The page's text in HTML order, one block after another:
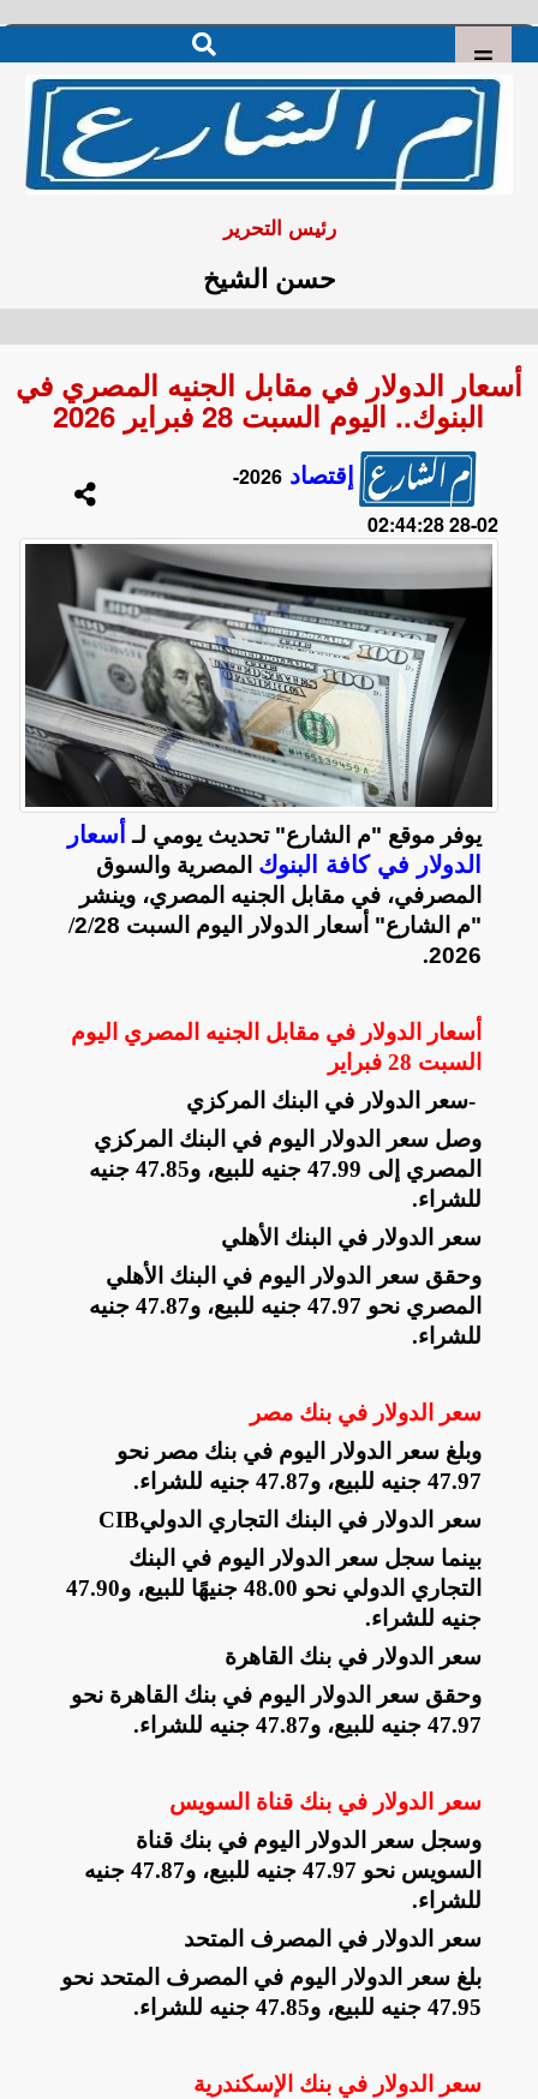
رئيس التحرير
حسن الشيخ
أسعار الدولار في مقابل الجنيه المصري في
البنوك.. اليوم السبت 28 فبراير 2026
إقتصاد
2026-
02-28 02:44:28
يوفر موقع "م الشارع" تحديث يومي لـ أسعار
الدولار في كافة البنوك المصرية والسوق
المصرفي، في مقابل الجنيه المصري، وينشر
"م الشارع" أسعار الدولار اليوم السبت 28
/
2
/
2026
.
أسعار الدولار في مقابل الجنيه المصري اليوم
السبت 28 فبراير
-سعر الدولار في البنك المركزي
وصل سعر الدولار اليوم في البنك المركزي
المصري إلى 47.99 جنيه للبيع، و47.85 جنيه
للشراء.
سعر الدولار في البنك الأهلي
وحقق سعر الدولار اليوم في البنك الأهلي
المصري نحو 47.97 جنيه للبيع، و47.87 جنيه
للشراء.
سعر الدولار في بنك مصر
وبلغ سعر الدولار اليوم في بنك مصر نحو
47.97 جنيه للبيع، و47.87 جنيه للشراء
.
سعر الدولار في البنك التجاري الدوليCIB
بينما سجل سعر الدولار اليوم في البنك
التجاري الدولي نحو 48.00 جنيهًا للبيع، و47.90
جنيه للشراء.
سعر الدولار في بنك القاهرة
وحقق سعر الدولار اليوم في بنك القاهرة نحو
47.97 جنيه للبيع، و47.87 جنيه للشراء
.
سعر الدولار في بنك قناة السويس
وسجل سعر الدولار اليوم في بنك قناة
السويس نحو 47.97 جنيه للبيع، و47.87 جنيه
للشراء.
سعر الدولار في المصرف المتحد
بلغ سعر الدولار اليوم في المصرف المتحد نحو
47.95 جنيه للبيع، و47.85 جنيه للشراء
.
سعر الدولار في بنك الإسكندرية